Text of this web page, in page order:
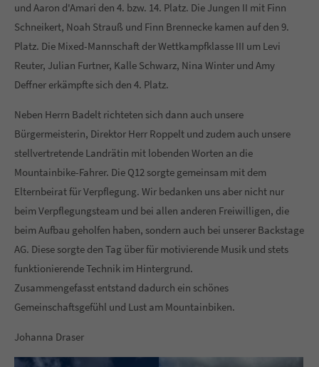
und Aaron d'Amari den 4. bzw. 14. Platz. Die Jungen II mit Finn
Schneikert, Noah Strauß und Finn Brennecke kamen auf den 9.
Platz. Die Mixed-Mannschaft der Wettkampfklasse III um Levi
Reuter, Julian Furtner, Kalle Schwarz, Nina Winter und Amy
Deffner erkämpfte sich den 4. Platz.
Neben Herrn Badelt richteten sich dann auch unsere
Bürgermeisterin, Direktor Herr Roppelt und zudem auch unsere
stellvertretende Landrätin mit lobenden Worten an die
Mountainbike-Fahrer. Die Q12 sorgte gemeinsam mit dem
Elternbeirat für Verpflegung. Wir bedanken uns aber nicht nur
beim Verpflegungsteam und bei allen anderen Freiwilligen, die
beim Aufbau geholfen haben, sondern auch bei unserer Backstage
AG. Diese sorgte den Tag über für motivierende Musik und stets
funktionierende Technik im Hintergrund.
Zusammengefasst entstand dadurch ein schönes
Gemeinschaftsgefühl und Lust am Mountainbiken.
Johanna Draser